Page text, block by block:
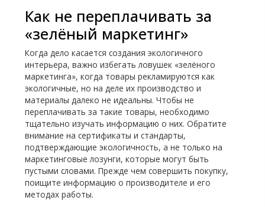
Как не переплачивать за
«зелёный маркетинг»
Когда дело касается создания экологичного
интерьера, важно избегать ловушек «зелёного
маркетинга», когда товары рекламируются как
экологичные, но на деле их производство и
материалы далеко не идеальны. Чтобы не
переплачивать за такие товары, необходимо
тщательно изучать информацию о них. Обратите
внимание на сертификаты и стандарты,
подтверждающие экологичность, а не только на
маркетинговые лозунги, которые могут быть
пустыми словами. Прежде чем совершить покупку,
поищите информацию о производителе и его
методах работы.